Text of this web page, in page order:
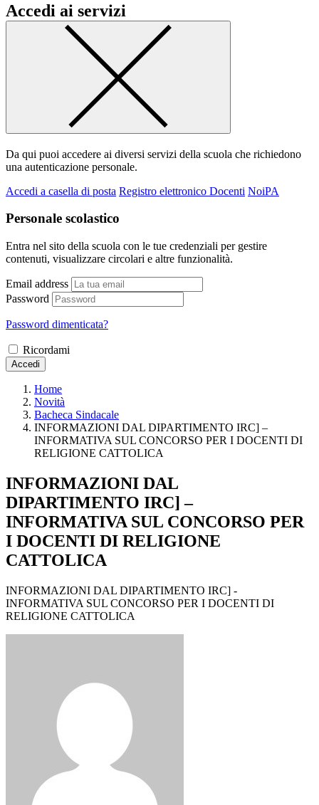
Accedi ai servizi
Da qui puoi accedere ai diversi servizi della scuola che richiedono
una autenticazione personale.
Accedi a casella di posta Registro elettronico Docenti NoiPA
Personale scolastico
Entra nel sito della scuola con le tue credenziali per gestire
contenuti, visualizzare circolari e altre funzionalità.
Email address
Password
Password dimenticata?
Ricordami
Accedi
Home
Novità
Bacheca Sindacale
INFORMAZIONI DAL DIPARTIMENTO IRC] –
INFORMATIVA SUL CONCORSO PER I DOCENTI DI
RELIGIONE CATTOLICA
INFORMAZIONI DAL
DIPARTIMENTO IRC] –
INFORMATIVA SUL CONCORSO PER
I DOCENTI DI RELIGIONE
CATTOLICA
INFORMAZIONI DAL DIPARTIMENTO IRC] -
INFORMATIVA SUL CONCORSO PER I DOCENTI DI
RELIGIONE CATTOLICA